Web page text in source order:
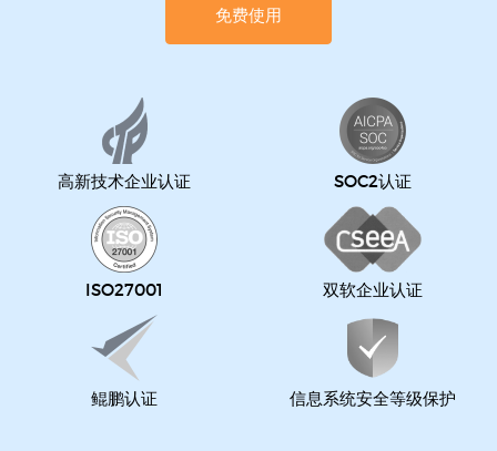
免费使用
高新技术企业认证 SOC2认证
ISO27001 双软企业认证
鲲鹏认证 信息系统安全等级保护